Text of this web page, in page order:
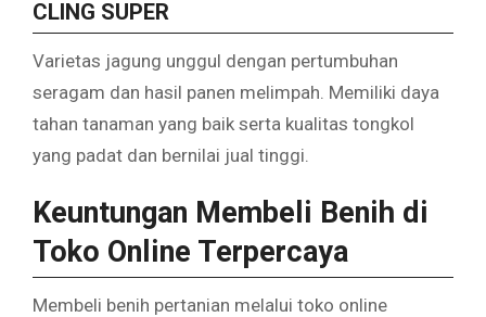
CLING SUPER
Varietas jagung unggul dengan pertumbuhan
seragam dan hasil panen melimpah. Memiliki daya
tahan tanaman yang baik serta kualitas tongkol
yang padat dan bernilai jual tinggi.
Keuntungan Membeli Benih di
Toko Online Terpercaya
Membeli benih pertanian melalui toko online